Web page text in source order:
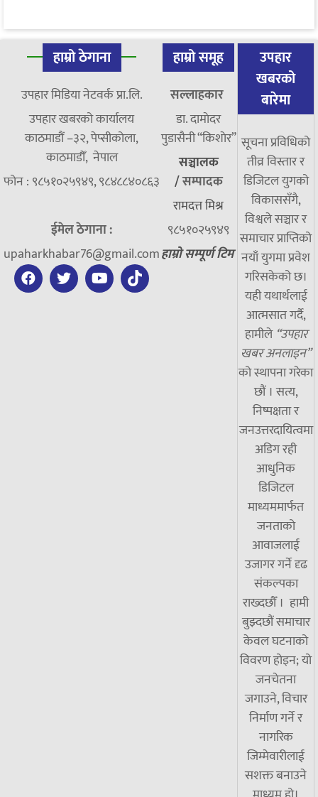
हाम्रो ठेगाना
उपहार मिडिया नेटवर्क प्रा.लि.
उपहार खबरको कार्यालय
काठमाडौं –३२, पेप्सीकोला,
काठमाडौँ, नेपाल
फोन : ९८५१०२५९४९, ९८४८८४०८६३
ईमेल ठेगाना :
upaharkhabar76@gmail.com
हाम्रो समूह
सल्लाहकार
डा. दामाेदर
पुडासैनी “किशाेर”
सञ्चालक
/सम्पादक
रामदत्त मिश्र
९८५१०२५९४९
हाम्रो सम्पूर्ण टिम
उपहार
खबरको
बारेमा
सूचना प्रविधिको
तीव्र विस्तार र
डिजिटल युगको
विकाससँगै,
विश्वले सञ्चार र
समाचार प्राप्तिको
नयाँ युगमा प्रवेश
गरिसकेको छ।
यही यथार्थलाई
आत्मसात गर्दै,
हामीले “उपहार
खबर अनलाइन”
को स्थापना गरेका
छौं । सत्य,
निष्पक्षता र
जनउत्तरदायित्वमा
अडिग रही
आधुनिक
डिजिटल
माध्यममार्फत
जनताको
आवाजलाई
उजागर गर्ने दृढ
संकल्पका
राख्दछौँ । हामी
बुझ्दछौं समाचार
केवल घटनाको
विवरण होइन; यो
जनचेतना
जगाउने, विचार
निर्माण गर्ने र
नागरिक
जिम्मेवारीलाई
सशक्त बनाउने